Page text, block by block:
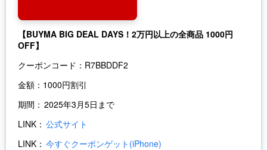
【BUYMA BIG DEAL DAYS！2万円以上の全商品 1000円
OFF】
クーポンコード： R7BBDDF2
金額： 1000円割引
期間： 2025年3月5日まで
LINK： 公式サイト
LINK： 今すぐクーポンゲット(iPhone)